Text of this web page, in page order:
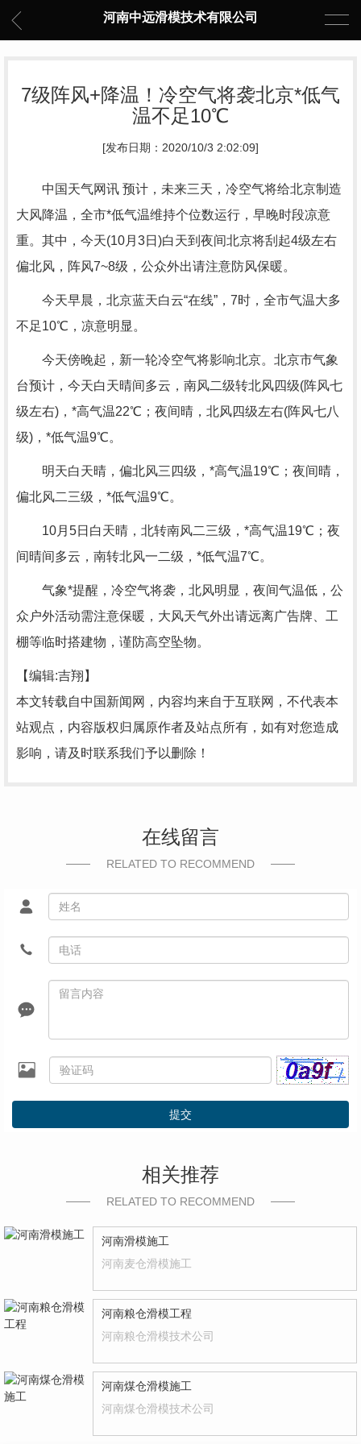
河南中远滑模技术有限公司
7级阵风+降温！冷空气将袭北京*低气
温不足10℃
[发布日期：2020/10/3 2:02:09]
中国天气网讯 预计，未来三天，冷空气将给北京制造
大风降温，全市*低气温维持个位数运行，早晚时段凉意
重。其中，今天(10月3日)白天到夜间北京将刮起4级左右
偏北风，阵风7~8级，公众外出请注意防风保暖。
今天早晨，北京蓝天白云“在线”，7时，全市气温大多
不足10℃，凉意明显。
今天傍晚起，新一轮冷空气将影响北京。北京市气象
台预计，今天白天晴间多云，南风二级转北风四级(阵风七
级左右)，*高气温22℃；夜间晴，北风四级左右(阵风七八
级)，*低气温9℃。
明天白天晴，偏北风三四级，*高气温19℃；夜间晴，
偏北风二三级，*低气温9℃。
10月5日白天晴，北转南风二三级，*高气温19℃；夜
间晴间多云，南转北风一二级，*低气温7℃。
气象*提醒，冷空气将袭，北风明显，夜间气温低，公
众户外活动需注意保暖，大风天气外出请远离广告牌、工
棚等临时搭建物，谨防高空坠物。
【编辑:吉翔】
本文转载自中国新闻网，内容均来自于互联网，不代表本
站观点，内容版权归属原作者及站点所有，如有对您造成
影响，请及时联系我们予以删除！
在线留言
RELATED TO RECOMMEND
提交
相关推荐
RELATED TO RECOMMEND
河南滑模施工
河南麦仓滑模施工
河南粮仓滑模工程
河南粮仓滑模技术公司
河南煤仓滑模施工
河南煤仓滑模技术公司